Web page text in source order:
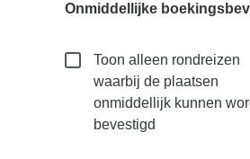
Onmiddellijke
Toon alleen rondreizen
waarbij de plaatsen
onmiddellijk kunnen
bevestigd